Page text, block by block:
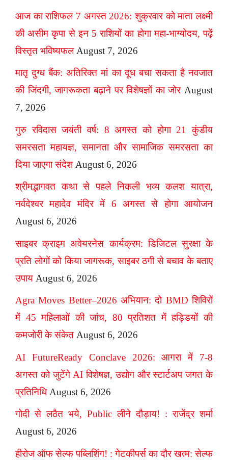
आज का राशिफल 7 अगस्त 2026: शुक्रवार को माता लक्ष्मी
की असीम कृपा से इन 5 राशियों का होगा महा-भाग्योदय, पढ़ें
विस्तृत भविष्यफल August 7, 2026
मातृ दुग्ध बैंक: अतिरिक्त मां का दूध बचा सकता है नवजात
की जिंदगी, जागरूकता बढ़ाने पर विशेषज्ञों का जोर August
7, 2026
गुरु रविदास जयंती वर्ष: 8 अगस्त को होगा 21 कुंडीय
समरसता महायज्ञ, समानता और सामाजिक समरसता का
दिया जाएगा संदेश August 6, 2026
श्रीमद्भागवत कथा से पहले निकली भव्य कलश यात्रा,
नर्वदेश्वर महादेव मंदिर में 6 अगस्त से होगा आयोजन
August 6, 2026
साइबर क्राइम अवेयरनेस कार्यक्रम: डिजिटल सुरक्षा के
प्रति लोगों को किया जागरूक, साइबर ठगी से बचाव के बताए
उपाय August 6, 2026
Agra Moves Better–2026 अभियान: दो BMD शिविरों
में 45 महिलाओं की जांच, 80 प्रतिशत में हड्डियों की
कमजोरी के संकेत August 6, 2026
AI FutureReady Conclave 2026: आगरा में 7-8
अगस्त को जुटेंगे AI विशेषज्ञ, उद्योग और स्टार्टअप जगत के
प्रतिनिधि August 6, 2026
गोदी से लठैत भये, Public लीने दौड़ाय! : राजेंद्र शर्मा
August 6, 2026
हीरोज ऑफ सेल्फ पब्लिशिंग! : गेटकीपर्स का दौर खत्म: सेल्फ